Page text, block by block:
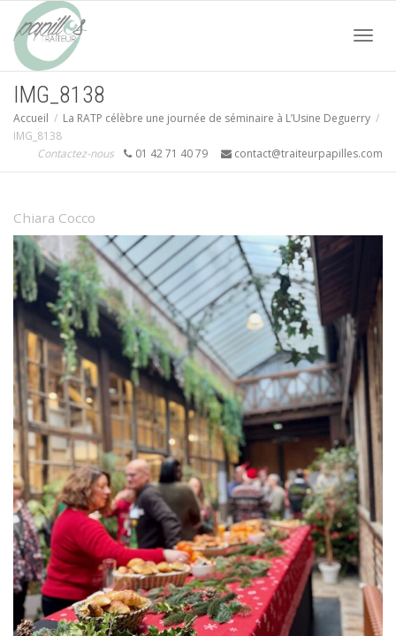
IMG_8138
Accueil
La RATP célèbre une journée de séminaire à L’Usine Deguerry
IMG_8138
Contactez-nous
01 42 71 40 79 contact@traiteurpapilles.com
Chiara Cocco